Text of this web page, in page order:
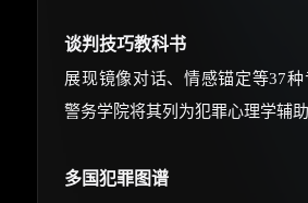
谈判技巧教科书
展现镜像对话、情感锚定等37种
警务学院将其列为犯罪心理学辅助
多国犯罪图谱